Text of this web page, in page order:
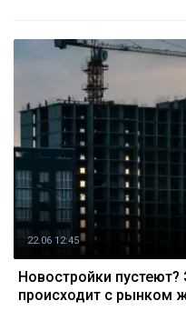
22.06 12:45
Новостройки пустеют?
происходит с рынком